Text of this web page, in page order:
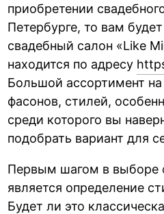
приобретении
Петербурге, то вам
свадебный салон «Like
находится по адресу
Большой ассортимент
фасонов, стилей,
среди которого вы
подобрать вариант для
Первым шагом в выборе
является определение
Будет ли это